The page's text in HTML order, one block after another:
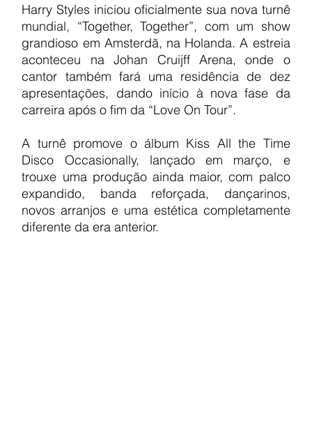
Harry Styles iniciou oficialmente sua nova turnê
mundial, “Together, Together”, com um show
grandioso em Amsterdã, na Holanda. A estreia
aconteceu na Johan Cruijff Arena, onde o
cantor também fará uma residência de dez
apresentações, dando início à nova fase da
carreira após o fim da “Love On Tour”.
A turnê promove o álbum Kiss All the Time
Disco Occasionally, lançado em março, e
trouxe uma produção ainda maior, com palco
expandido, banda reforçada, dançarinos,
novos arranjos e uma estética completamente
diferente da era anterior.